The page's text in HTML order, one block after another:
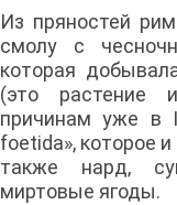
Из пряностей
смолу с
которая
(это растение
причинам уже в
foetida», которое
также нард,
миртовые ягоды.